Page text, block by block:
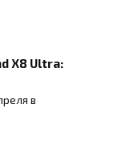
X8 Ultra:
в